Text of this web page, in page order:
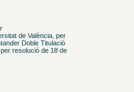
de València, per
Doble Titulació
resolució de 18 de